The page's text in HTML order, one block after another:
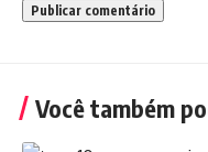
Você também